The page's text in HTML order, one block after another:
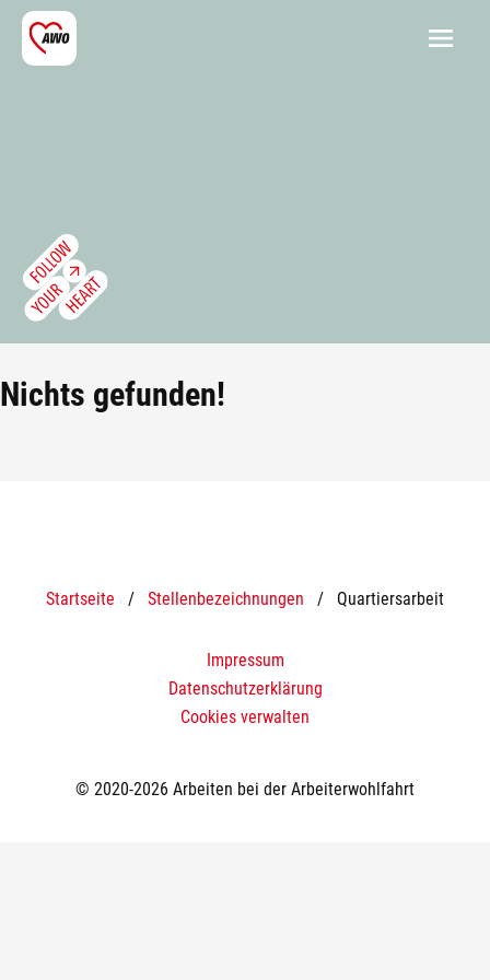
Nichts gefunden!
Startseite / Stellenbezeichnungen / Quartiersarbeit
Impressum
Datenschutzerklärung
Cookies verwalten
© 2020-2026 Arbeiten bei der Arbeiterwohlfahrt